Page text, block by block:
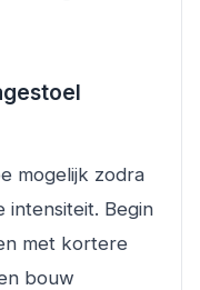
mogelijk zodra
intensiteit. Begin
met kortere
bouw